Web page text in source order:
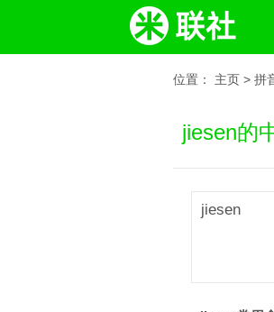
位置： 主页 > 拼
jiesen的
jiesen